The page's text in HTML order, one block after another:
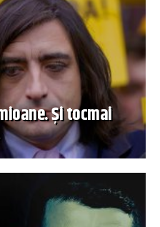
Și tocmai